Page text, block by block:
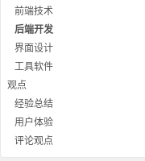
前端技术
后端开发
界面设计
工具软件
观点
经验总结
用户体验
评论观点